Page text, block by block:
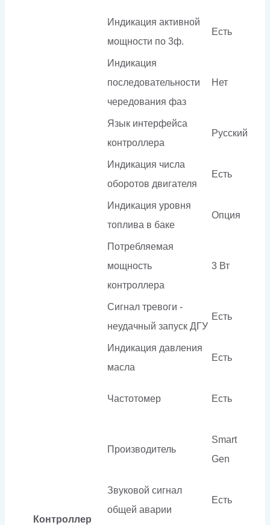
Контроллер
Индикация активной
мощности по 3ф.
Есть
Индикация
последовательности
чередования фаз
Нет
Язык интерфейса
контроллера
Русский
Индикация числа
оборотов двигателя
Есть
Индикация уровня
топлива в баке
Опция
Потребляемая
мощность
контроллера
3 Вт
Сигнал тревоги -
неудачный запуск ДГУ
Есть
Индикация давления
масла
Есть
Частотомер Есть
Производитель
Smart
Gen
Звуковой сигнал
общей аварии
Есть